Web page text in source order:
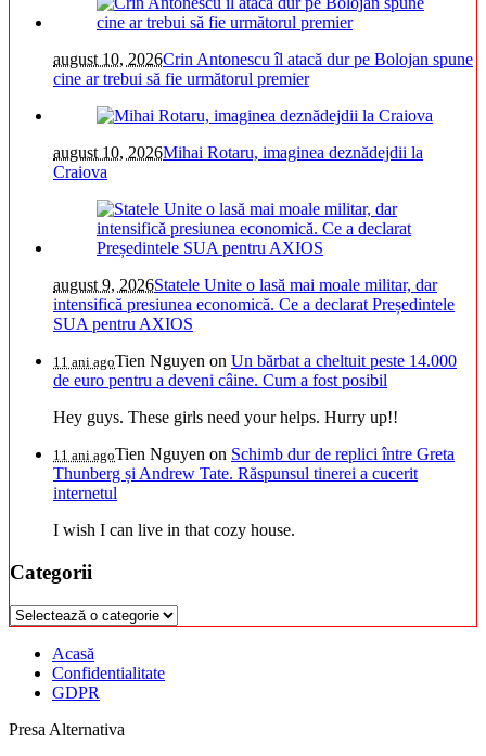
august 10, 2026Crin Antonescu îl atacă dur pe Bolojan spune
cine ar trebui să fie următorul premier
august 10, 2026Mihai Rotaru, imaginea deznădejdii la
Craiova
august 9, 2026Statele Unite o lasă mai moale militar, dar
intensifică presiunea economică. Ce a declarat Președintele
SUA pentru AXIOS
11 ani agoTien Nguyen on Un bărbat a cheltuit peste 14.000
de euro pentru a deveni câine. Cum a fost posibil
Hey guys. These girls need your helps. Hurry up!!
11 ani agoTien Nguyen on Schimb dur de replici între Greta
Thunberg și Andrew Tate. Răspunsul tinerei a cucerit
internetul
I wish I can live in that cozy house.
Categorii
Categorii
Acasă
Confidentialitate
GDPR
Presa Alternativa